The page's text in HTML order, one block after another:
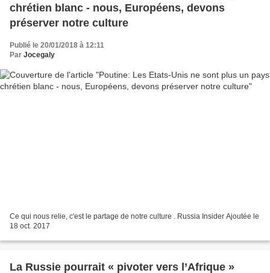
chrétien blanc - nous, Européens, devons
préserver notre culture
Publié le 20/01/2018 à 12:11
Par Jocegaly
Ce qui nous relie, c'est le partage de notre culture . Russia Insider Ajoutée le
18 oct. 2017
La Russie pourrait « pivoter vers l’Afrique »